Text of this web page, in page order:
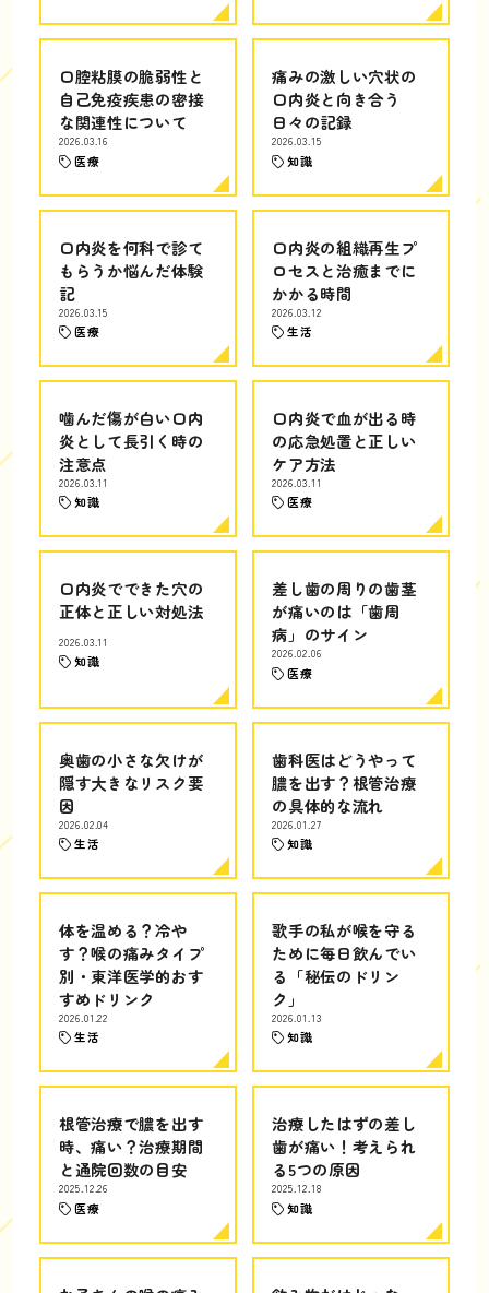
口腔粘膜の脆弱性と
自己免疫疾患の密接
な関連性について
2026.03.16
医療
痛みの激しい穴状の
口内炎と向き合う
日々の記録
2026.03.15
知識
口内炎を何科で診て
もらうか悩んだ体験
記
2026.03.15
医療
口内炎の組織再生プ
ロセスと治癒までに
かかる時間
2026.03.12
生活
噛んだ傷が白い口内
炎として長引く時の
注意点
2026.03.11
知識
口内炎で血が出る時
の応急処置と正しい
ケア方法
2026.03.11
医療
口内炎でできた穴の
正体と正しい対処法
2026.03.11
知識
差し歯の周りの歯茎
が痛いのは「歯周
病」のサイン
2026.02.06
医療
奥歯の小さな欠けが
隠す大きなリスク要
因
2026.02.04
生活
歯科医はどうやって
膿を出す？根管治療
の具体的な流れ
2026.01.27
知識
体を温める？冷や
す？喉の痛みタイプ
別・東洋医学的おす
すめドリンク
2026.01.22
生活
歌手の私が喉を守る
ために毎日飲んでい
る「秘伝のドリン
ク」
2026.01.13
知識
根管治療で膿を出す
時、痛い？治療期間
と通院回数の目安
2025.12.26
医療
治療したはずの差し
歯が痛い！考えられ
る5つの原因
2025.12.18
知識